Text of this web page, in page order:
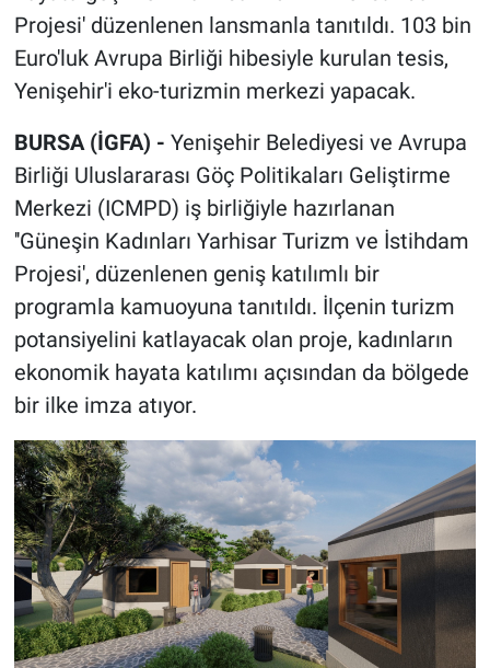
Projesi' düzenlenen lansmanla tanıtıldı. 103 bin
Euro'luk Avrupa Birliği hibesiyle kurulan tesis,
Yenişehir'i eko-turizmin merkezi yapacak.
BURSA (İGFA) - Yenişehir Belediyesi ve Avrupa
Birliği Uluslararası Göç Politikaları Geliştirme
Merkezi (ICMPD) iş birliğiyle hazırlanan
''Güneşin Kadınları Yarhisar Turizm ve İstihdam
Projesi', düzenlenen geniş katılımlı bir
programla kamuoyuna tanıtıldı. İlçenin turizm
potansiyelini katlayacak olan proje, kadınların
ekonomik hayata katılımı açısından da bölgede
bir ilke imza atıyor.